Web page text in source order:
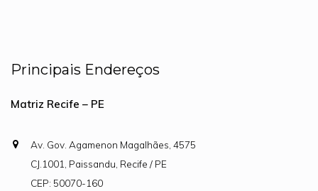
Principais Endereços
Matriz Recife – PE
Av. Gov. Agamenon Magalhães, 4575
CJ.1001, Paissandu, Recife / PE
CEP: 50070-160